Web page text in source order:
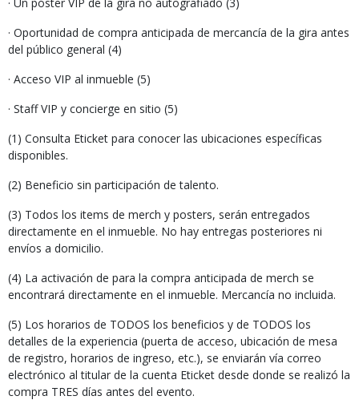
· Oportunidad de compra anticipada de mercancía de la gira antes
del público general (4)
· Acceso VIP al inmueble (5)
· Staff VIP y concierge en sitio (5)
(1) Consulta Eticket para conocer las ubicaciones específicas
disponibles.
(2) Beneficio sin participación de talento.
(3) Todos los items de merch y posters, serán entregados
directamente en el inmueble. No hay entregas posteriores ni
envíos a domicilio.
(4) La activación de para la compra anticipada de merch se
encontrará directamente en el inmueble. Mercancía no incluida.
(5) Los horarios de TODOS los beneficios y de TODOS los
detalles de la experiencia (puerta de acceso, ubicación de mesa
de registro, horarios de ingreso, etc.), se enviarán vía correo
electrónico al titular de la cuenta Eticket desde donde se realizó la
compra TRES días antes del evento.